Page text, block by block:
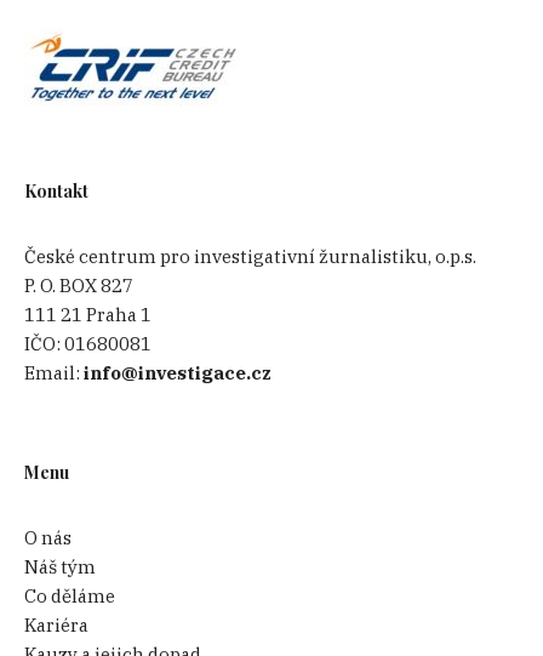
Kontakt
České centrum pro investigativní žurnalistiku, o.p.s.
P. O. BOX 827
111 21 Praha 1
IČO:01680081
Email:info@investigace.cz
Menu
O nás
Náš tým
Co děláme
Kariéra